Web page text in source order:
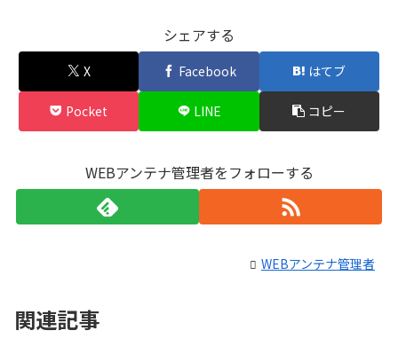
シェアする
X Facebook はてブ
Pocket LINE コピー
WEBアンテナ管理者をフォローする
WEBアンテナ管理者
関連記事